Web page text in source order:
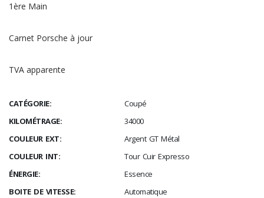
1ère Main
Carnet Porsche à jour
TVA apparente
CATÉGORIE:
Coupé
KILOMÉTRAGE:
34000
COULEUR EXT:
Argent GT Métal
COULEUR INT:
Tour Cuir Expresso
ÉNERGIE:
Essence
BOITE DE VITESSE:
Automatique